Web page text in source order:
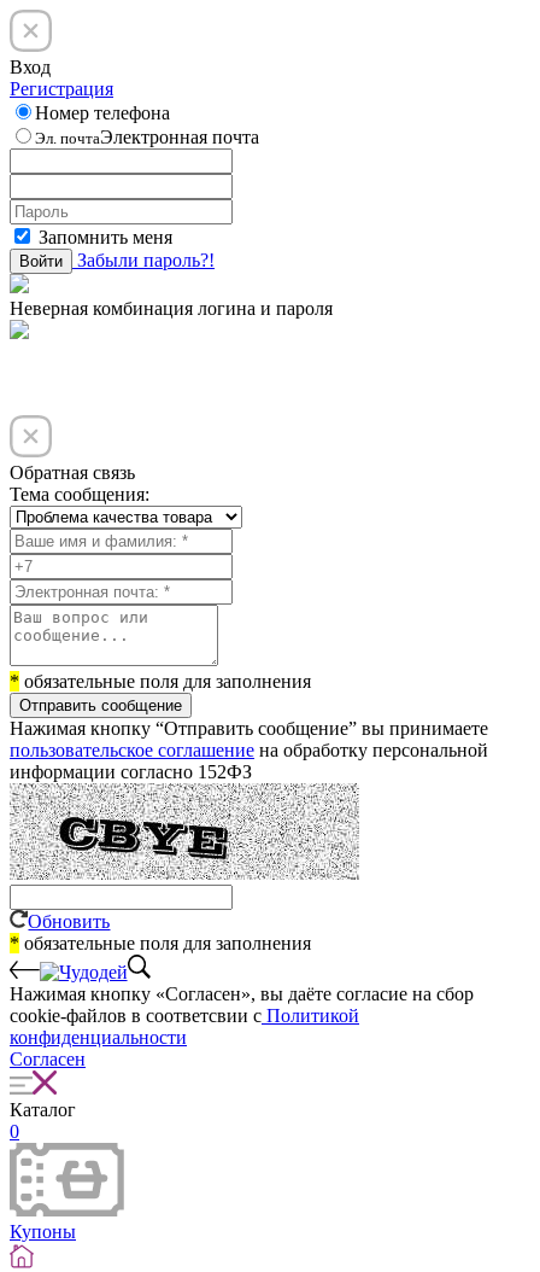
Вход
Регистрация
Номер телефона
Эл. почтаЭлектронная почта
Запомнить меня
Войти Забыли пароль?!
Неверная комбинация логина и пароля
Обратная связь
Тема сообщения:
* обязательные поля для заполнения
Отправить сообщение
Нажимая кнопку “Отправить сообщение” вы принимаете
пользовательское соглашение на обработку персональной
информации согласно 152ФЗ
Обновить
* обязательные поля для заполнения
Нажимая кнопку «Согласен», вы даёте cогласие на сбор
cookie-файлов в соответсвии с Политикой
конфиденциальности
Согласен
Каталог
0
Купоны